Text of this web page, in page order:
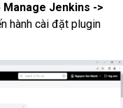
Manage Jenkins ->
hành cài đặt plugin